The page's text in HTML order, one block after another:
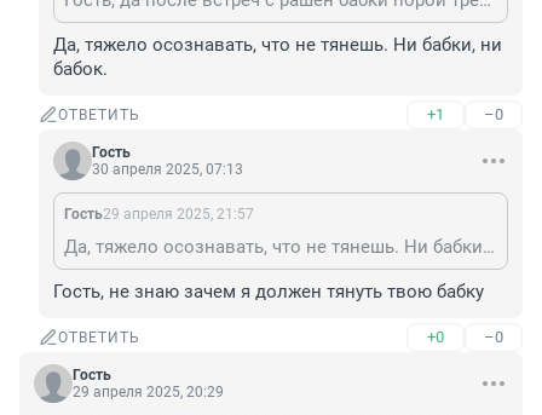
Да, тяжело осознавать, что не тянешь. Ни бабки, ни
бабок.
ОТВЕТИТЬ +1 –0
Гость
30 апреля 2025, 07:13
Гость29 апреля 2025, 21:57
Да, тяжело осознавать, что не тянешь. Ни бабки, ни бабок.
Гость, не знаю зачем я должен тянуть твою бабку
ОТВЕТИТЬ +0 –0
Гость
29 апреля 2025, 20:29